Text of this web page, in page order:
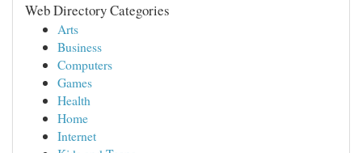
Web Directory Categories
Arts
Business
Computers
Games
Health
Home
Internet